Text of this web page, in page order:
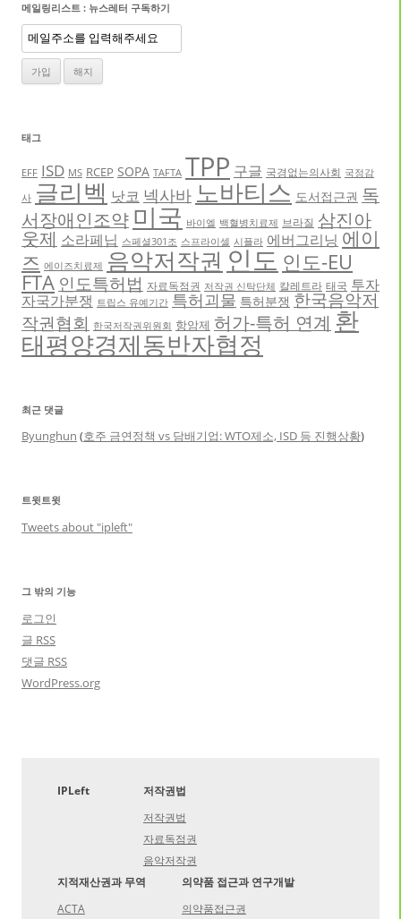
메일링리스트 : 뉴스레터 구독하기
태그
EFF ISD MS RCEP SOPA TAFTA TPP 구글 국경없는의사회 국정감
사 글리벡 낫코 넥사바 노바티스 도서접근권 독
서장애인조약 미국 바이엘 백혈병치료제 브라질 삼진아
웃제 소라페닙 스페셜301조 스프라이셀 시플라 에버그리닝 에이
즈 에이즈치료제 음악저작권 인도 인도-EU
FTA 인도특허법 자료독점권 저작권 신탁단체 칼레트라 태국 투자
자국가분쟁 트립스 유예기간 특허괴물 특허분쟁 한국음악저
작권협회 한국저작권위원회 항암제 허가-특허 연계 환
태평양경제동반자협정
최근 댓글
Byunghun (호주 금연정책 vs 담배기업: WTO제소, ISD 등 진행상황)
트윗트윗
Tweets about "ipleft"
그 밖의 기능
로그인
글 RSS
댓글 RSS
WordPress.org
IPLeft
저작권법
저작권법
자료독점권
음악저작권
지적재산권과 무역
ACTA
의약품 접근과 연구개발
의약품접근권